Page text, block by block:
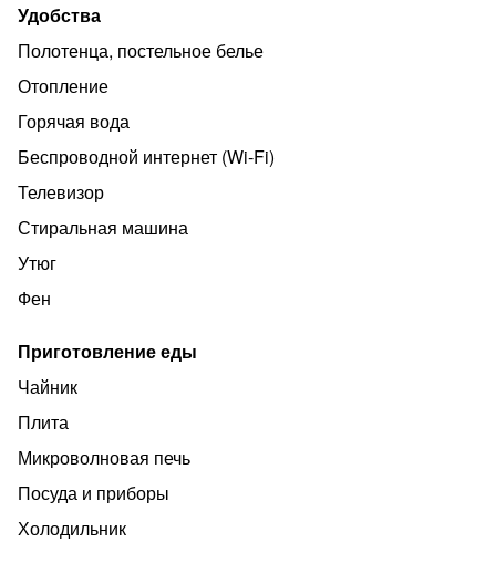
Пушкина! Заселение строго по паспорту 21+!Курение и
шумные вечеринки строго запрещены!!!
Удобства
Полотенца, постельное белье
Отопление
Горячая вода
Беспроводной интернет (Wi‑Fi)
Телевизор
Стиральная машина
Утюг
Фен
Приготовление еды
Чайник
Плита
Микроволновая печь
Посуда и приборы
Холодильник